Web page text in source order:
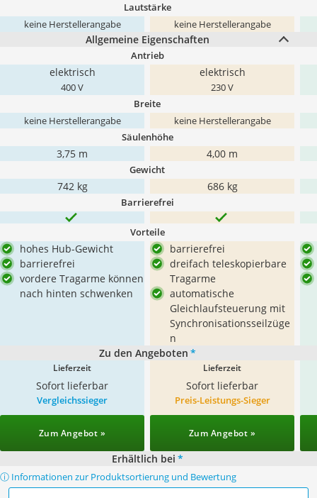
Lautstärke
keine Herstellerangabe keine Herstellerangabe
Allgemeine Eigenschaften
Antrieb
elektrisch
400 V
elektrisch
230 V
Breite
keine Herstellerangabe keine Herstellerangabe
Säulenhöhe
3,75 m 4,00 m
Gewicht
742 kg 686 kg
Barrierefrei
Vorteile
hohes Hub-Gewicht
barrierefrei
vordere Tragarme können
nach hinten schwenken
barrierefrei
dreifach teleskopierbare
Tragarme
automatische
Gleichlaufsteuerung mit
Synchronisationsseilzüge
n
Zu den Angeboten *
Lieferzeit
Sofort lieferbar
Lieferzeit
Sofort lieferbar
Vergleichssieger
Zum Angebot »
Preis-Leistungs-Sieger
Zum Angebot »
Erhältlich bei *
ⓘ Informationen zur Produktsortierung und Bewertung